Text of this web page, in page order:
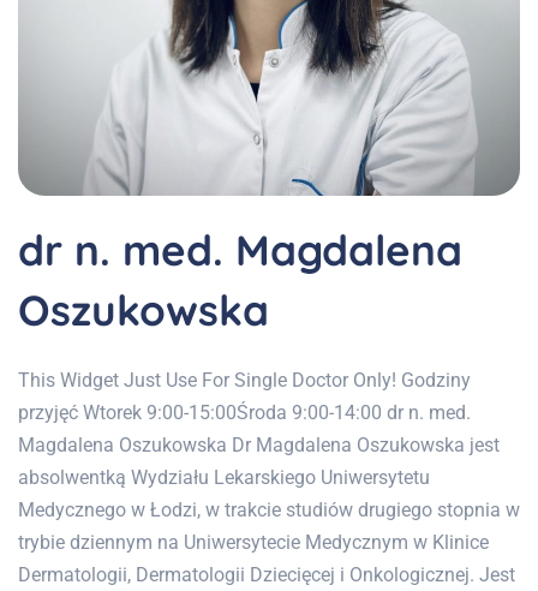
dr n. med. Magdalena
Oszukowska
This Widget Just Use For Single Doctor Only! Godziny
przyjęć Wtorek 9:00-15:00Środa 9:00-14:00 dr n. med.
Magdalena Oszukowska Dr Magdalena Oszukowska jest
absolwentką Wydziału Lekarskiego Uniwersytetu
Medycznego w Łodzi, w trakcie studiów drugiego stopnia w
trybie dziennym na Uniwersytecie Medycznym w Klinice
Dermatologii, Dermatologii Dziecięcej i Onkologicznej. Jest